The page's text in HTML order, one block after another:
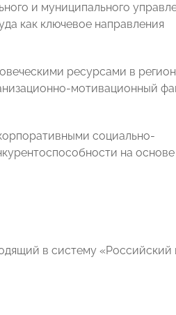
и муниципального
как ключевое направления
ресурсами в
мотивационный
социально-
на
в систему «Российский